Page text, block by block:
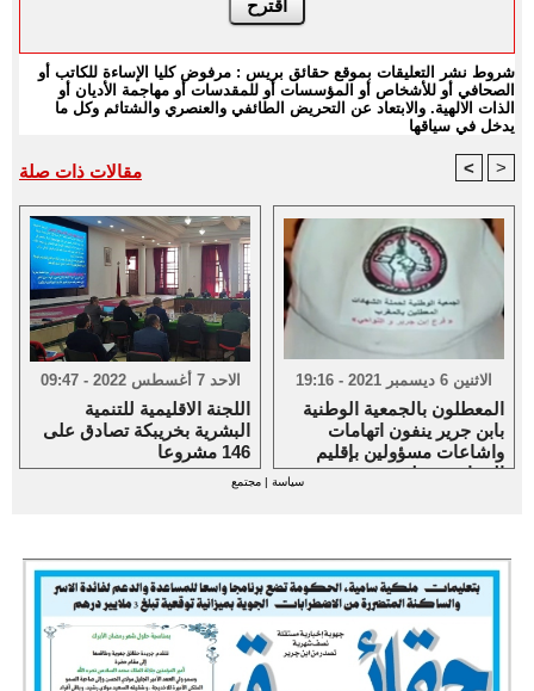
شروط نشر التعليقات بموقع حقائق بريس : مرفوض كليا الإساءة للكاتب أو
الصحافي أو للأشخاص أو المؤسسات أو للمقدسات أو مهاجمة الأديان أو
الذات الالهية. والابتعاد عن التحريض الطائفي والعنصري والشتائم وكل ما
يدخل في سياقها
مقالات ذات صلة < >
الاحد 7 أغسطس 2022 - 09:47
اللجنة الاقليمية للتنمية
البشرية بخريبكة تصادق على
146 مشروعا
الاثنين 6 ديسمبر 2021 - 19:16
المعطلون بالجمعية الوطنية
بابن جرير ينفون اتهامات
واشاعات مسؤولين بإقليم
الرحامنة حولهم
سياسة |مجتمع